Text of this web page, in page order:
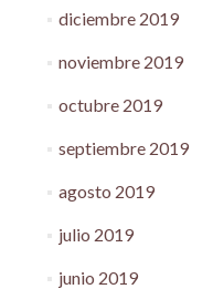
diciembre 2019
noviembre 2019
octubre 2019
septiembre 2019
agosto 2019
julio 2019
junio 2019